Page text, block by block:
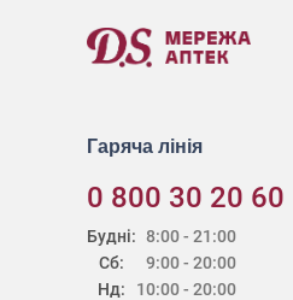
Гаряча лінія
0 800 30 20 60
Будні:
Сб:
Нд:
8:00 - 21:00
9:00 - 20:00
10:00 - 20:00